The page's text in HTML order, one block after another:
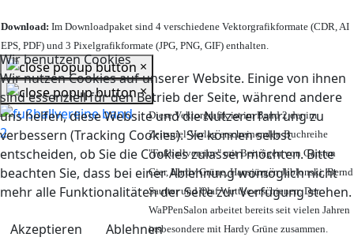
Wir benutzen Cookies
Wir nutzen Cookies auf unserer Website. Einige von ihnen
sind essenziell für den Betrieb der Seite, während andere
uns helfen, diese Website und die Nutzererfahrung zu
verbessern (Tracking Cookies). Sie können selbst
entscheiden, ob Sie die Cookies zulassen möchten. Bitte
beachten Sie, dass bei einer Ablehnung womöglich nicht
mehr alle Funktionalitäten der Seite zur Verfügung stehen.
Akzeptieren
Ablehnen
Download: Im Downloadpaket sind 4 verschiedene Vektorgrafikformate (CDR, AI
EPS, PDF) und 3 Pixelgrafikformate (JPG, PNG, GIF) enthalten.
×
×
Diese Vektorgrafik ist im Band 2 der im
Zeitspiel-Verlag erscheinenden Buchreihe
"Fußballvereine" mit Beiträgen von Carsten
Gier, Hardy Grüne, Hansjürgen Jablonski, Bernd
Sautter und Olaf Wuttke erschienen. Der
WaPPenSalon arbeitet bereits seit vielen Jahren
insbesondere mit Hardy Grüne zusammen.